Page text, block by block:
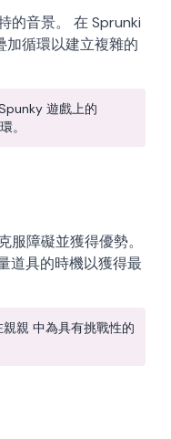
的音景。 在 Sprunki
加循環以建立複雜的
遊戲上的
。
障礙並獲得優勢。
道具的時機以獲得最
親 中為具有挑戰性的